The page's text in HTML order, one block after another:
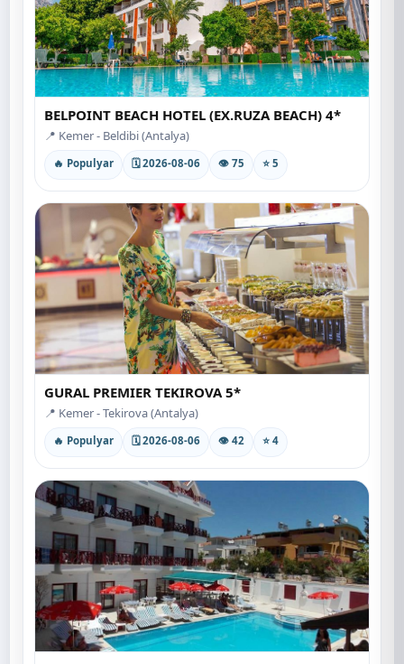
BELPOINT BEACH HOTEL (EX.RUZA BEACH) 4*
📍 Kemer - Beldibi (Antalya)
🔥 Populyar 🗓 2026-08-06 👁 75 ⭐ 5
GURAL PREMIER TEKIROVA 5*
📍 Kemer - Tekirova (Antalya)
🔥 Populyar 🗓 2026-08-06 👁 42 ⭐ 4